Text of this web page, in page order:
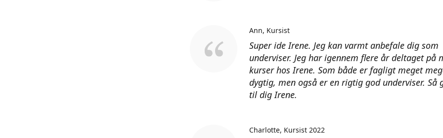
Super ide Irene. Jeg kan varmt anbefale dig som
underviser. Jeg har igennem flere år deltaget på
kurser hos Irene. Som både er fagligt meget
dygtig, men også er en rigtig god underviser. Så
til dig Irene.
Ann Kursist
Charlotte Kursist 2022